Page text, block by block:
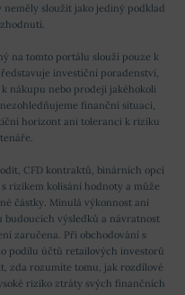
sloužit jako jediný podklad
na tomto portálu slouží pouze k
investiční poradenství,
nákupu nebo prodeji jakéhokoli
finanční situaci,
horizont ani toleranci k riziku
CFD kontraktů, binárních opcí
rizikem kolísání hodnoty a může
částky. Minulá výkonnost ani
budoucích výsledků a návratnost
zaručena. Při obchodování s
podílu účtů retailových investorů
zda rozumíte tomu, jak rozdílové
riziko ztráty svých finančních